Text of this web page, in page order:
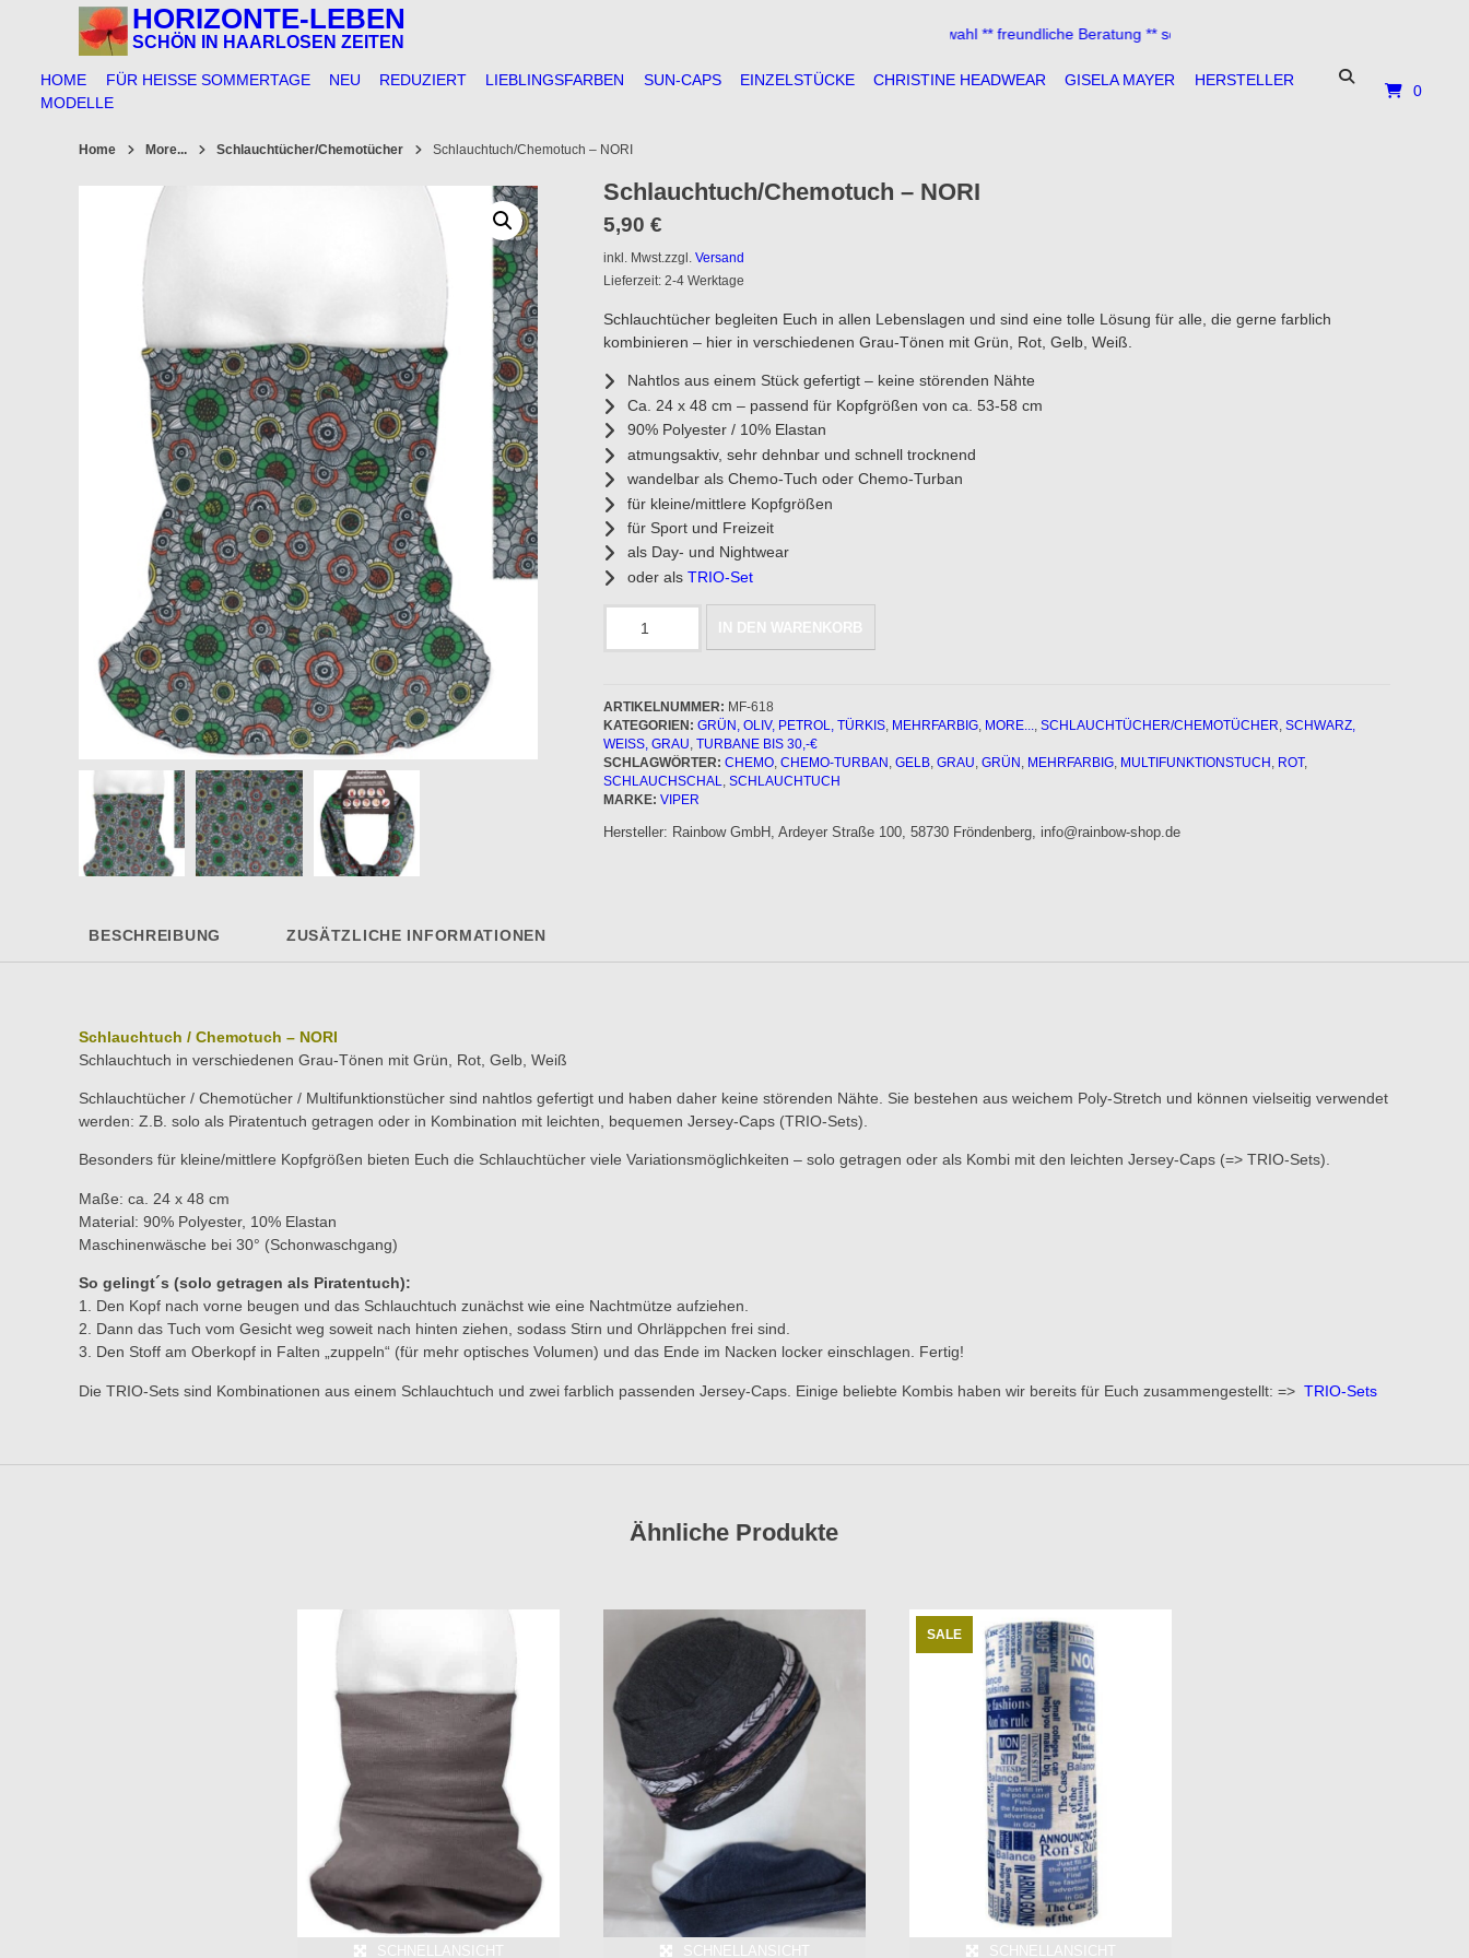
HORIZONTE-LEBEN
SCHÖN IN HAARLOSEN ZEITEN ** große Auswahl ** freundliche Beratung ** schneller Versand **
HOME FÜR HEISSE SOMMERTAGE NEU REDUZIERT LIEBLINGSFARBEN SUN-CAPS EINZELSTÜCKE CHRISTINE HEADWEAR GISELA MAYER
HERSTELLER
MODELLE
0
Home More... Schlauchtücher/Chemotücher Schlauchtuch/Chemotuch – NORI
Schlauchtuch/Chemotuch – NORI
5,90 €
inkl. Mwst. zzgl. Versand
Lieferzeit: 2-4 Werktage
Schlauchtücher begleiten Euch in allen Lebenslagen und sind eine tolle Lösung für alle, die gerne farblich
kombinieren – hier in verschiedenen Grau-Tönen mit Grün, Rot, Gelb, Weiß.
Nahtlos aus einem Stück gefertigt – keine störenden Nähte
Ca. 24 x 48 cm – passend für Kopfgrößen von ca. 53-58 cm
90% Polyester / 10% Elastan
atmungsaktiv, sehr dehnbar und schnell trocknend
wandelbar als Chemo-Tuch oder Chemo-Turban
für kleine/mittlere Kopfgrößen
für Sport und Freizeit
als Day- und Nightwear
oder als TRIO-Set
IN DEN WARENKORB
ARTIKELNUMMER: MF-618
KATEGORIEN: GRÜN, OLIV, PETROL, TÜRKIS MEHRFARBIG MORE... SCHLAUCHTÜCHER/CHEMOTÜCHER SCHWARZ,
WEISS, GRAU
TURBANE BIS 30,-€
SCHLAGWÖRTER: CHEMO CHEMO-TURBAN GELB GRAU GRÜN MEHRFARBIG MULTIFUNKTIONSTUCH ROT,
SCHLAUCHSCHAL
SCHLAUCHTUCH
MARKE: VIPER
Hersteller: Rainbow GmbH, Ardeyer Straße 100, 58730 Fröndenberg, info@rainbow-shop.de
BESCHREIBUNG ZUSÄTZLICHE INFORMATIONEN
Schlauchtuch / Chemotuch – NORI
Schlauchtuch in verschiedenen Grau-Tönen mit Grün, Rot, Gelb, Weiß
Schlauchtücher / Chemotücher / Multifunktionstücher sind nahtlos gefertigt und haben daher keine störenden Nähte. Sie bestehen aus weichem Poly-Stretch und können vielseitig verwendet
werden: Z.B. solo als Piratentuch getragen oder in Kombination mit leichten, bequemen Jersey-Caps (TRIO-Sets).
Besonders für kleine/mittlere Kopfgrößen bieten Euch die Schlauchtücher viele Variationsmöglichkeiten – solo getragen oder als Kombi mit den leichten Jersey-Caps (=> TRIO-Sets).
Maße: ca. 24 x 48 cm
Material: 90% Polyester, 10% Elastan
Maschinenwäsche bei 30° (Schonwaschgang)
So gelingt´s (solo getragen als Piratentuch):
1. Den Kopf nach vorne beugen und das Schlauchtuch zunächst wie eine Nachtmütze aufziehen.
2. Dann das Tuch vom Gesicht weg soweit nach hinten ziehen, sodass Stirn und Ohrläppchen frei sind.
3. Den Stoff am Oberkopf in Falten „zuppeln“ (für mehr optisches Volumen) und das Ende im Nacken locker einschlagen. Fertig!
Die TRIO-Sets sind Kombinationen aus einem Schlauchtuch und zwei farblich passenden Jersey-Caps. Einige beliebte Kombis haben wir bereits für Euch zusammengestellt: => TRIO-Sets
Ähnliche Produkte
SCHNELLANSICHT SCHNELLANSICHT
SALE
SCHNELLANSICHT